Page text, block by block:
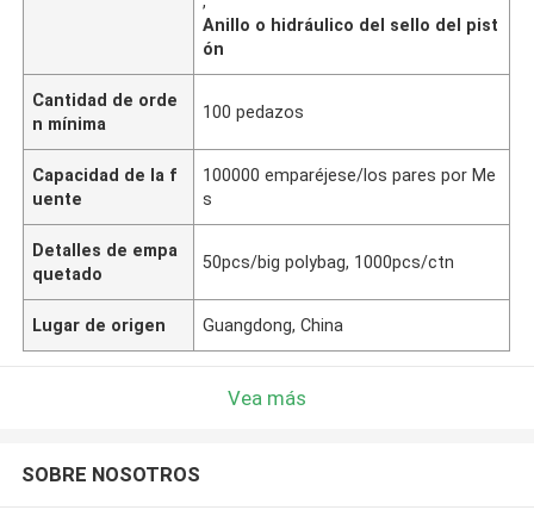
Anillo o hidráulico del sello del pist
ón
Cantidad de orde
n mínima
100 pedazos
Capacidad de la f
uente
100000 emparéjese/los pares por Me
s
Detalles de empa
quetado
50pcs/big polybag, 1000pcs/ctn
Lugar de origen Guangdong, China
Vea más
SOBRE NOSOTROS